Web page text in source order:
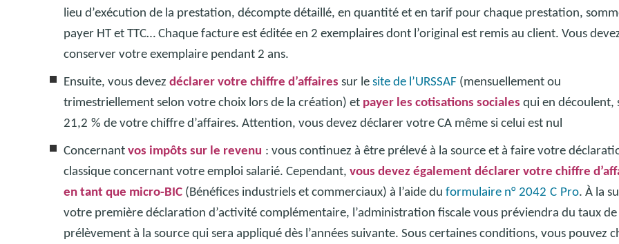
lieu d’exécution de la prestation, décompte détaillé, en quantité et en tarif pour chaque prestation,
payer HT et TTC… Chaque facture est éditée en 2 exemplaires dont l’original est remis au client. Vous
conserver votre exemplaire pendant 2 ans.
Ensuite, vous devez déclarer votre chiffre d’affaires sur le site de l’URSSAF (mensuellement ou
trimestriellement selon votre choix lors de la création) et payer les cotisations sociales qui en découlent,
21,2 % de votre chiffre d’affaires. Attention, vous devez déclarer votre CA même si celui est nul
Concernant vos impôts sur le revenu : vous continuez à être prélevé à la source et à faire votre
classique concernant votre emploi salarié. Cependant, vous devez également déclarer votre chiffre
en tant que micro-BIC (Bénéfices industriels et commerciaux) à l’aide du formulaire n° 2042 C Pro. À la
votre première déclaration d’activité complémentaire, l’administration fiscale vous préviendra du taux de
prélèvement à la source qui sera appliqué dès l’années suivante. Sous certaines conditions, vous pouvez